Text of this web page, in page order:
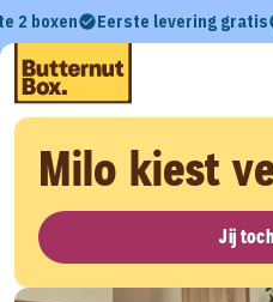
2 boxen Eerste levering gratis
Milo kiest
Jij